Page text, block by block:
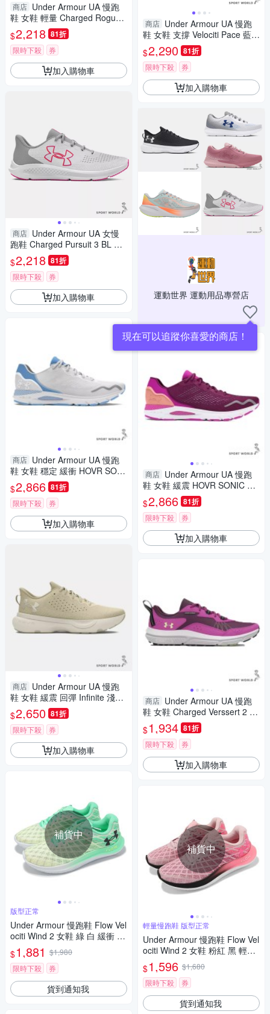
商店 Under Armour UA 慢跑
鞋 女鞋 輕量 Charged Rogue
4【運動世界】3027005-103/3
027005-600
$2,218 81折
限時下殺 券
加入購物車
商店 Under Armour UA 女慢
跑鞋 Charged Pursuit 3 BL 灰
【運動世界】3026523-106
$2,218 81折
限時下殺 券
加入購物車
商店 Under Armour UA 慢跑
鞋 女鞋 穩定 緩衝 HOVR SONI
C 6 灰【運動世界】3026128-1
07
$2,866 81折
限時下殺 券
加入購物車
商店 Under Armour UA 慢跑
鞋 女鞋 緩震 回彈 Infinite 淺棕
【運動世界】3027524-200
$2,650 81折
限時下殺 券
加入購物車
補貨中
版型正常
Under Armour 慢跑鞋 Flow Vel
ociti Wind 2 女鞋 綠 白 緩衝 路
跑 UA 運動鞋 3025662106
$1,881 $1,980
限時下殺
券
貨到通知我
商店 Under Armour UA 慢跑
鞋 女鞋 支撐 Velociti Pace 藍橘
【運動世界】6009108-703
$2,290 81折
限時下殺 券
加入購物車
運動世界 運動用品專營店
現在可以追蹤你喜愛的商店！
商店 Under Armour UA 慢跑
鞋 女鞋 緩震 HOVR SONIC 6
紫紅【運動世界】3026128-50
0
$2,866 81折
限時下殺 券
加入購物車
商店 Under Armour UA 慢跑
鞋 女鞋 Charged Verssert 2 薰
衣草紫【運動世界】3027180-
501
$1,934 81折
限時下殺 券
加入購物車
補貨中
輕量慢跑鞋 版型正常
Under Armour 慢跑鞋 Flow Vel
ociti Wind 2 女鞋 粉紅 黑 輕量
漸層 緩震 運動鞋 UA 3024911
601
$1,596 $1,680
限時下殺
券
貨到通知我